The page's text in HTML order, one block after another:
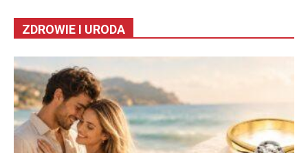
ZDROWIE I URODA